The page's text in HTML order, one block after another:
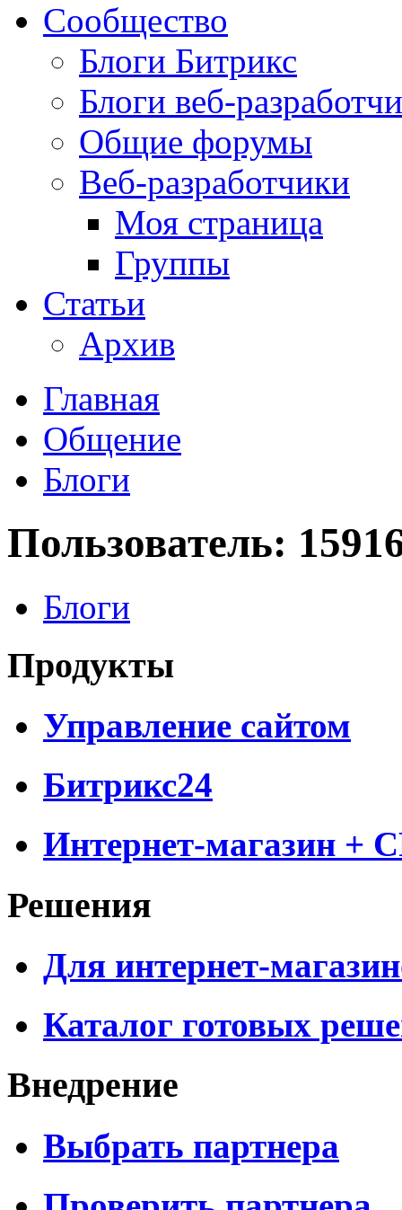
Сообщество
Блоги Битрикс
Блоги веб-
Общие форумы
Веб-разработчики
Моя страница
Группы
Статьи
Архив
Главная
Общение
Блоги
Пользователь:
Блоги
Продукты
Управление сайтом
Битрикс24
Интернет-магазин +
Решения
Для интернет-
Каталог готовых
Внедрение
Выбрать партнера